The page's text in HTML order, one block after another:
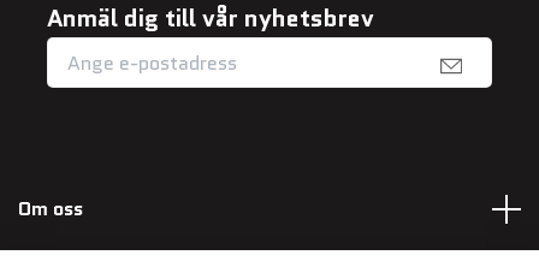
Anmäl dig till vår nyhetsbrev
Om oss